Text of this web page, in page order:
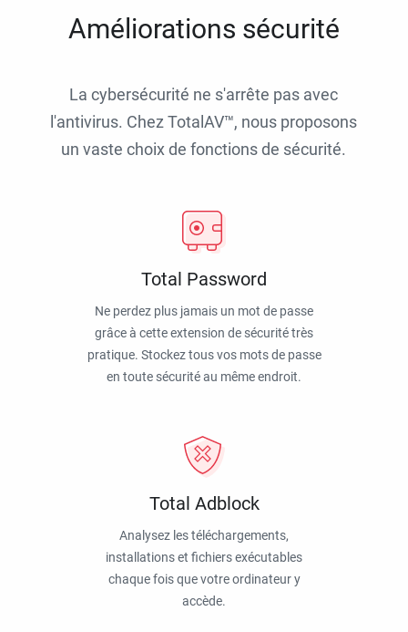
Améliorations sécurité
La cybersécurité ne s'arrête pas avec
l'antivirus. Chez TotalAV™, nous proposons
un vaste choix de fonctions de sécurité.
Total Password
Ne perdez plus jamais un mot de passe
grâce à cette extension de sécurité très
pratique. Stockez tous vos mots de passe
en toute sécurité au même endroit.
Total Adblock
Analysez les téléchargements,
installations et fichiers exécutables
chaque fois que votre ordinateur y
accède.